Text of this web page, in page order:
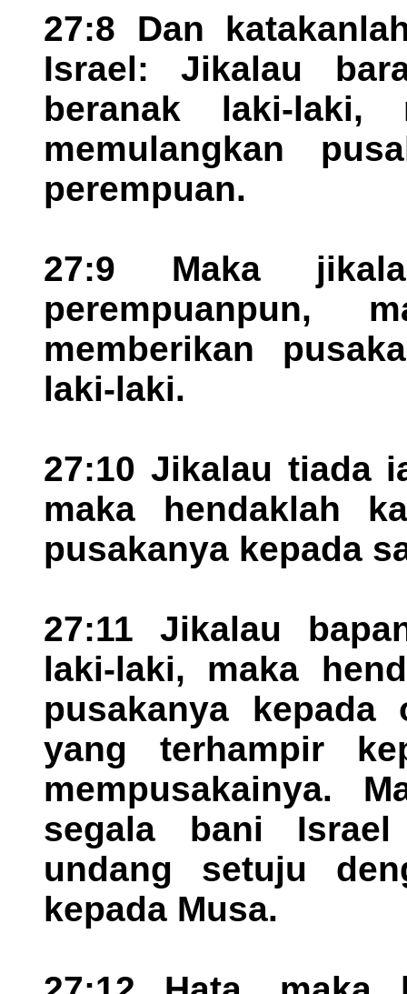
27:8 Dan
Israel: Jikalau
beranak laki-laki,
memulangkan
perempuan.
27:9 Maka
perempuanpun,
memberikan
laki-laki.
27:10 Jikalau tiada
maka hendaklah
pusakanya kepada
27:11 Jikalau
laki-laki, maka
pusakanya kepada
yang terhampir
mempusakainya.
segala bani
undang setuju
kepada Musa.